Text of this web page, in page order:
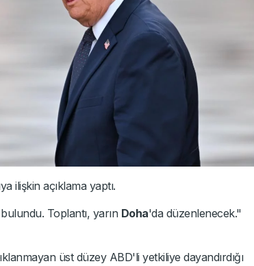
ilişkin açıklama yaptı.
Toplantı, yarın Doha'da düzenlenecek."
üst düzey ABD'li yetkiliye dayandırdığı